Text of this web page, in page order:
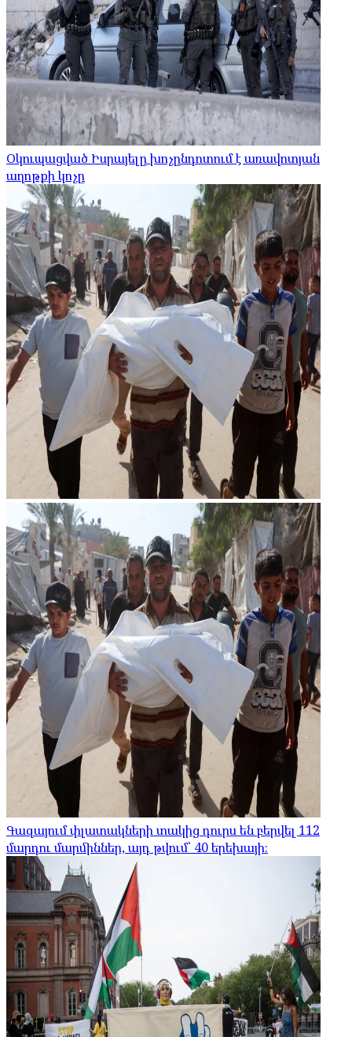
Օկուպացված Իսրայելը խոչընդոտում է առավոտյան
աղոթքի կոչը
Գազայում փլատակների տակից դուրս են բերվել 112
մարդու մարմիններ, այդ թվում՝ 40 երեխայի։